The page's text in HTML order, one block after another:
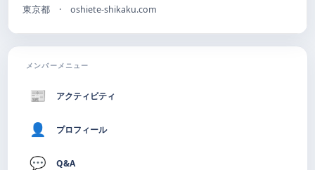
アクティビティ
プロフィール
Q&A